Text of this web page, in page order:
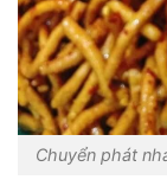
Chuyển phát